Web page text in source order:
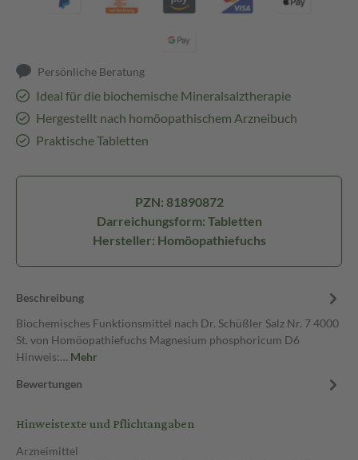
Persönliche Beratung
Ideal für die biochemische Mineralsalztherapie
Hergestellt nach homöopathischem Arzneibuch
Praktische Tabletten
PZN: 81890872
Darreichungsform: Tabletten
Hersteller: Homöopathiefuchs
Beschreibung
Biochemisches Funktionsmittel nach Dr. Schüßler Salz Nr. 7 4000
St. von Homöopathiefuchs Magnesium phosphoricum D6
Hinweis:… Mehr
Bewertungen
Hinweistexte und Pflichtangaben
Arzneimittel